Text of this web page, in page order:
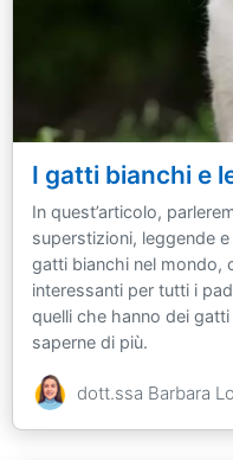
I gatti bianchi e
In quest’articolo,
superstizioni, leggende
gatti bianchi nel mondo,
interessanti per tutti i
quelli che hanno dei
saperne di più.
dott.ssa Barbara